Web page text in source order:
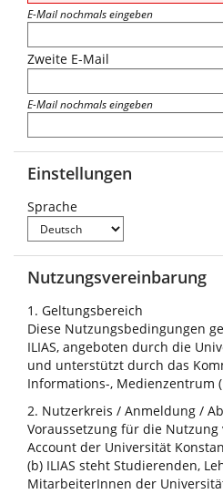
E-Mail nochmals eingeben
Zweite E-Mail
E-Mail nochmals eingeben
Einstellungen
Sprache
Nutzungsvereinbarung
1. Geltungsbereich
Diese Nutzungsbedingungen
ILIAS, angeboten durch die
und unterstützt durch das
Informations-, Medienzentrum
2. Nutzerkreis / Anmeldung /
Voraussetzung für die Nutzung
Account der Universität
(b) ILIAS steht Studierenden,
MitarbeiterInnen der